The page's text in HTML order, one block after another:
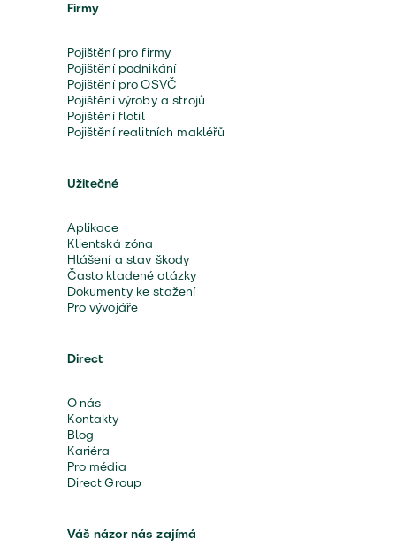
Firmy
Pojištění pro firmy
Pojištění podnikání
Pojištění pro OSVČ
Pojištění výroby a strojů
Pojištění flotil
Pojištění realitních makléřů
Užitečné
Aplikace
Klientská zóna
Hlášení a stav škody
Často kladené otázky
Dokumenty ke stažení
Pro vývojáře
Direct
O nás
Kontakty
Blog
Kariéra
Pro média
Direct Group
Váš názor nás zajímá